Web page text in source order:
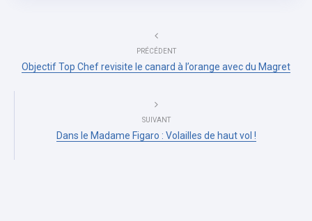
PRÉCÉDENT
Objectif Top Chef revisite le canard à l’orange avec du Magret
SUIVANT
Dans le Madame Figaro : Volailles de haut vol !